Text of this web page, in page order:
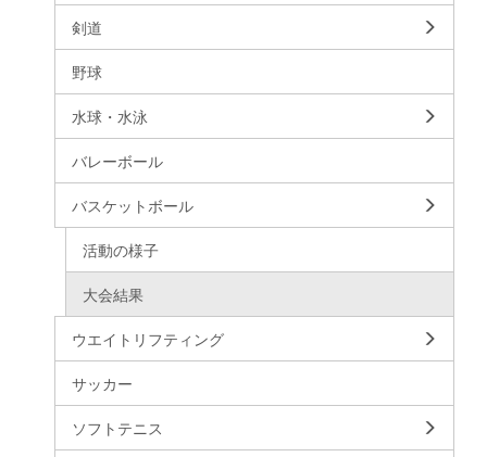
剣道
野球
水球・水泳
バレーボール
バスケットボール
活動の様子
大会結果
ウエイトリフティング
サッカー
ソフトテニス